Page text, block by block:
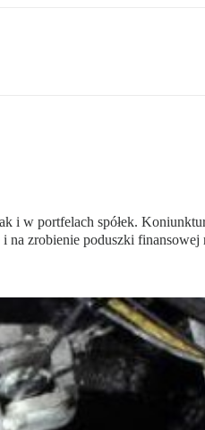
w portfelach spółek.
zrobienie poduszki finansowej